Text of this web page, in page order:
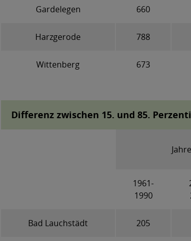
Gardelegen 660
Harzgerode 788
Wittenberg 673
Differenz zwischen 15. und 85.
1961-
1990
Bad Lauchstädt 205